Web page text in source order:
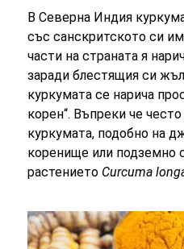
В Северна Индия
със санскритското си
части на страната я
заради блестящия си
куркумата се нарича
корен“. Въпреки че
куркумата, подобно на
коренище или подземно
растението Curcuma